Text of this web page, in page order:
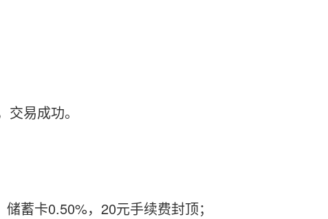
易成功。
蓄卡0.50%，20元手续费封顶；